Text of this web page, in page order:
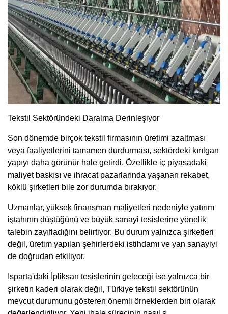
Tekstil Sektöründeki Daralma Derinleşiyor
Son dönemde birçok tekstil firmasının üretimi azaltması
veya faaliyetlerini tamamen durdurması, sektördeki kırılgan
yapıyı daha görünür hale getirdi. Özellikle iç piyasadaki
maliyet baskısı ve ihracat pazarlarında yaşanan rekabet,
köklü şirketleri bile zor durumda bırakıyor.
Uzmanlar, yüksek finansman maliyetleri nedeniyle yatırım
iştahının düştüğünü ve büyük sanayi tesislerine yönelik
talebin zayıfladığını belirtiyor. Bu durum yalnızca şirketleri
değil, üretim yapılan şehirlerdeki istihdamı ve yan sanayiyi
de doğrudan etkiliyor.
Isparta'daki İpliksan tesislerinin geleceği ise yalnızca bir
şirketin kaderi olarak değil, Türkiye tekstil sektörünün
mevcut durumunu gösteren önemli örneklerden biri olarak